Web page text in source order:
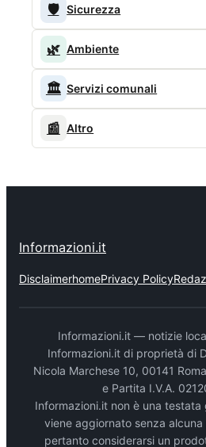
🛡️ Sicurezza
🌿 Ambiente
🏛️ Servizi comunali
📰 Altro
Informazioni.it
DisclaimerhomePrivacy Policy
Informazioni.it — notizie
Informazioni.it di proprietà di
Nicola Marchese 10, 00141
e Partita I.V.A.
Informazioni.it non è una
viene aggiornato senza
pertanto considerarsi un